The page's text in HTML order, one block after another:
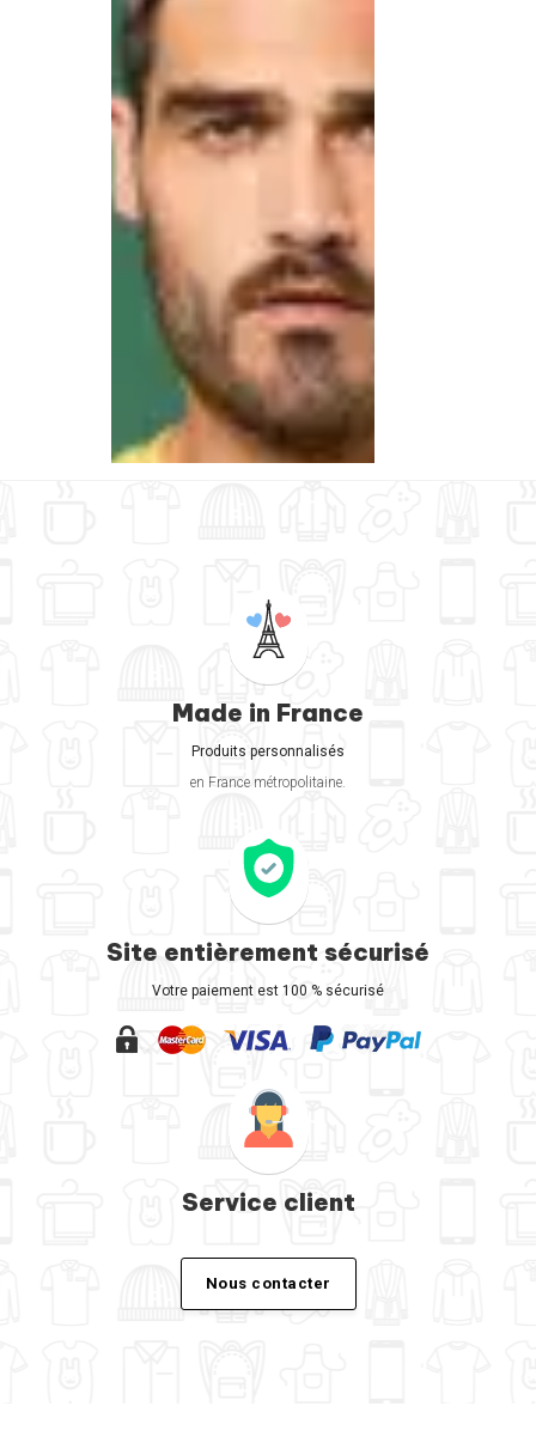
Made in France
Produits personnalisés
en France métropolitaine.
Site entièrement sécurisé
Votre paiement est 100 % sécurisé
Service client
Nous contacter